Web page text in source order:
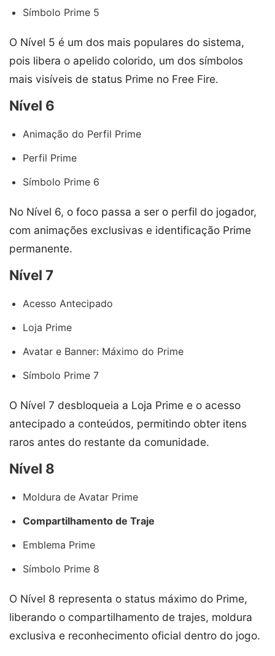
Símbolo Prime 5
O Nível 5 é um dos mais populares do sistema,
pois libera o apelido colorido, um dos símbolos
mais visíveis de status Prime no Free Fire.
Nível 6
Animação do Perfil Prime
Perfil Prime
Símbolo Prime 6
No Nível 6, o foco passa a ser o perfil do jogador,
com animações exclusivas e identificação Prime
permanente.
Nível 7
Acesso Antecipado
Loja Prime
Avatar e Banner: Máximo do Prime
Símbolo Prime 7
O Nível 7 desbloqueia a Loja Prime e o acesso
antecipado a conteúdos, permitindo obter itens
raros antes do restante da comunidade.
Nível 8
Moldura de Avatar Prime
Compartilhamento de Traje
Emblema Prime
Símbolo Prime 8
O Nível 8 representa o status máximo do Prime,
liberando o compartilhamento de trajes, moldura
exclusiva e reconhecimento oficial dentro do jogo.